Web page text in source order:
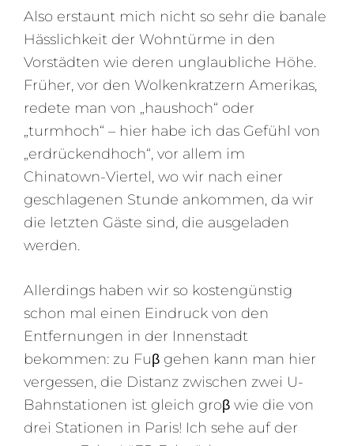
Also erstaunt mich nicht so sehr die banale
Hässlichkeit der Wohntürme in den
Vorstädten wie deren unglaubliche Höhe.
Früher, vor den Wolkenkratzern Amerikas,
redete man von „haushoch“ oder
„turmhoch“ – hier habe ich das Gefühl von
„erdrückendhoch“, vor allem im
Chinatown-Viertel, wo wir nach einer
geschlagenen Stunde ankommen, da wir
die letzten Gäste sind, die ausgeladen
werden.
Allerdings haben wir so kostengünstig
schon mal einen Eindruck von den
Entfernungen in der Innenstadt
bekommen: zu Fuβ gehen kann man hier
vergessen, die Distanz zwischen zwei U-
Bahnstationen ist gleich groβ wie die von
drei Stationen in Paris! Ich sehe auf der